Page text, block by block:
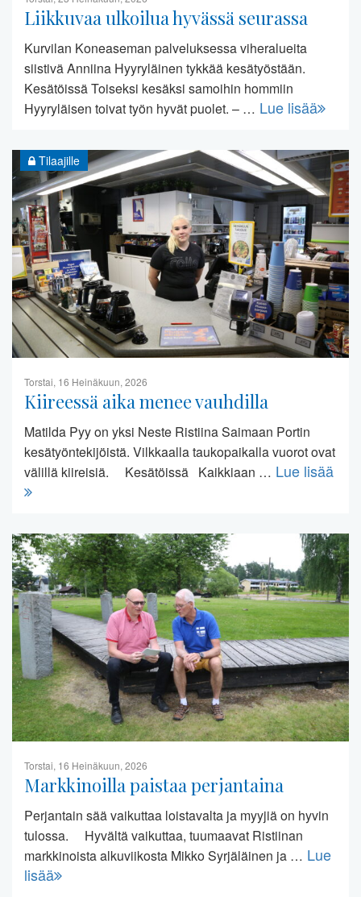
Liikkuvaa ulkoilua hyvässä seurassa
Kurvilan Koneaseman palveluksessa viheralueita
siistivä Anniina Hyyryläinen tykkää kesätyöstään.
Kesätöissä Toiseksi kesäksi samoihin hommiin
Hyyryläisen toivat työn hyvät puolet. – … Lue lisää
Tilaajille
Torstai, 16 Heinäkuun, 2026
Kiireessä aika menee vauhdilla
Matilda Pyy on yksi Neste Ristiina Saimaan Portin
kesätyöntekijöistä. Vilkkaalla taukopaikalla vuorot ovat
välillä kiireisiä. Kesätöissä Kaikkiaan … Lue lisää
Torstai, 16 Heinäkuun, 2026
Markkinoilla paistaa perjantaina
Perjantain sää vaikuttaa loistavalta ja myyjiä on hyvin
tulossa. Hyvältä vaikuttaa, tuumaavat Ristiinan
markkinoista alkuviikosta Mikko Syrjäläinen ja … Lue
lisää